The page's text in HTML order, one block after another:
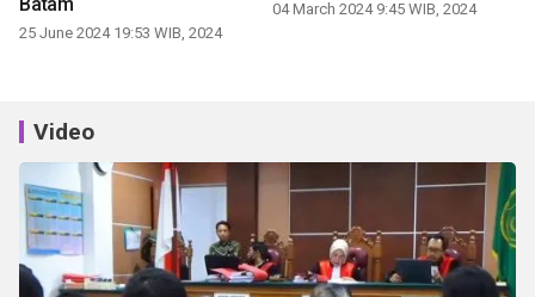
25 June 2024 19:53 WIB, 2024
04 March 2024 9:45 WIB, 2024
Video